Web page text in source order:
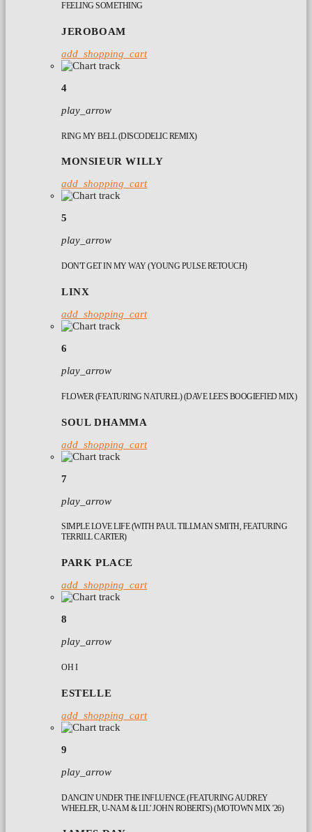
FEELING SOMETHING
JEROBOAM
add_shopping_cart
4
play_arrow
RING MY BELL (DISCODELIC REMIX)
MONSIEUR WILLY
add_shopping_cart
5
play_arrow
DON'T GET IN MY WAY (YOUNG PULSE RETOUCH)
LINX
add_shopping_cart
6
play_arrow
FLOWER (FEATURING NATUREL) (DAVE LEE'S BOOGIEFIED MIX)
SOUL DHAMMA
add_shopping_cart
7
play_arrow
SIMPLE LOVE LIFE (WITH PAUL TILLMAN SMITH, FEATURING
TERRILL CARTER)
PARK PLACE
add_shopping_cart
8
play_arrow
OH I
ESTELLE
add_shopping_cart
9
play_arrow
DANCIN' UNDER THE INFLUENCE (FEATURING AUDREY
WHEELER, U-NAM & LIL' JOHN ROBERTS) (MOTOWN MIX '26)